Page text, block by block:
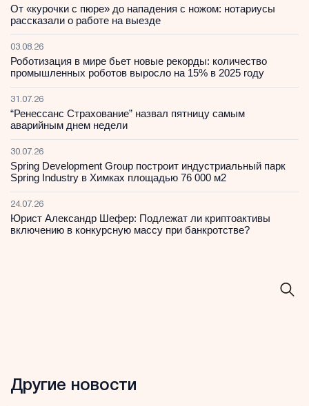
От «курочки с пюре» до нападения с ножом: нотариусы
рассказали о работе на выезде
03.08.26
Роботизация в мире бьет новые рекорды: количество
промышленных роботов выросло на 15% в 2025 году
31.07.26
“Ренессанс Страхование” назвал пятницу самым
аварийным днем недели
30.07.26
Spring Development Group построит индустриальный парк
Spring Industry в Химках площадью 76 000 м2
24.07.26
Юрист Александр Шефер: Подлежат ли криптоактивы
включению в конкурсную массу при банкротстве?
Другие новости